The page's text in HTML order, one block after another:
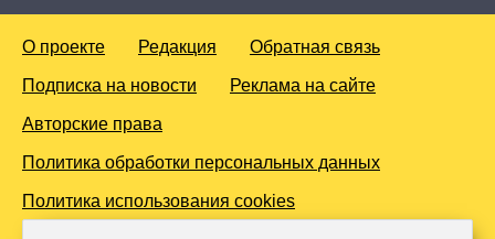
О проекте Редакция Обратная связь
Подписка на новости Реклама на сайте
Авторские права
Политика обработки персональных данных
Политика использования cookies